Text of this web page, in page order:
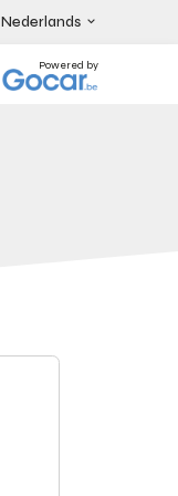
Nederlands
Powered by